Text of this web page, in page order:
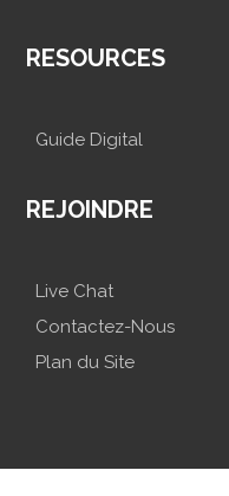
RESOURCES
Guide Digital
REJOINDRE
Live Chat
Contactez-Nous
Plan du Site